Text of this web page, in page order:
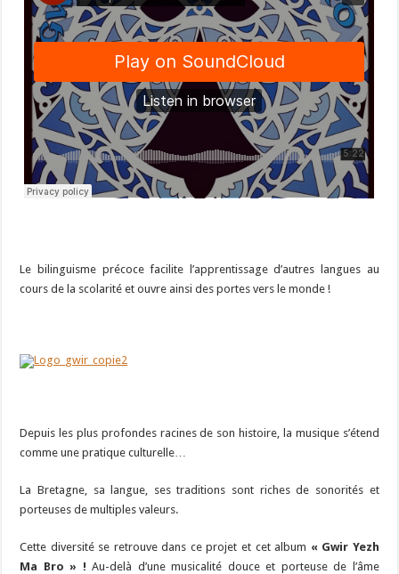
Le bilinguisme précoce facilite l’apprentissage d’autres langues au
cours de la scolarité et ouvre ainsi des portes vers le monde !
Depuis les plus profondes racines de son histoire, la musique s’étend
comme une pratique culturelle…
La Bretagne, sa langue, ses traditions sont riches de sonorités et
porteuses de multiples valeurs.
Cette diversité se retrouve dans ce projet et cet album « Gwir Yezh
Ma Bro » ! Au-delà d’une musicalité douce et porteuse de l’âme